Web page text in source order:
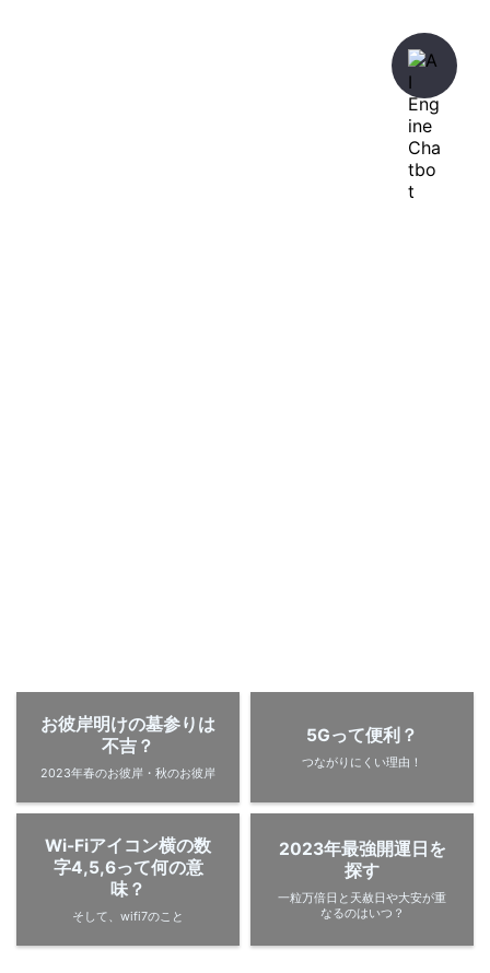
お彼岸明けの墓参りは
不吉？
2023年春のお彼岸・秋のお彼岸
5Gって便利？
つながりにくい理由！
Wi-Fiアイコン横の数
字4,5,6って何の意
味？
そして、wifi7のこと
2023年最強開運日を
探す
一粒万倍日と天赦日や大安が重
なるのはいつ？